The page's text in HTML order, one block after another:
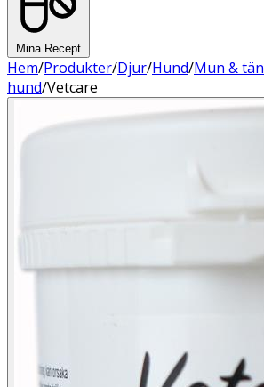
Mina Recept
Hem/Produkter/Djur/Hund/Mun &
hund/Vetcare